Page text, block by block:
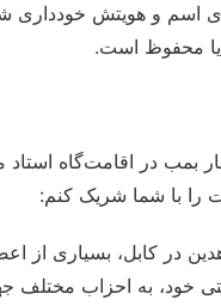
اسم و هویتش
محفوظ است.
بمب در اقامت‌گاه
را با شما شریک کنم:
در کابل، بسیاری از
خود، به احزاب مختلف